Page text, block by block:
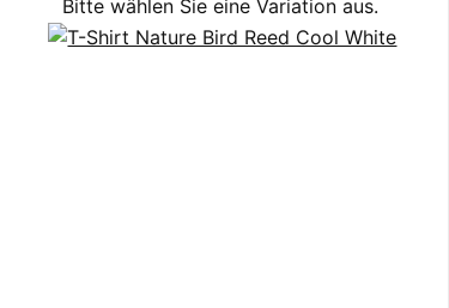
Bitte wählen Sie eine Variation aus.